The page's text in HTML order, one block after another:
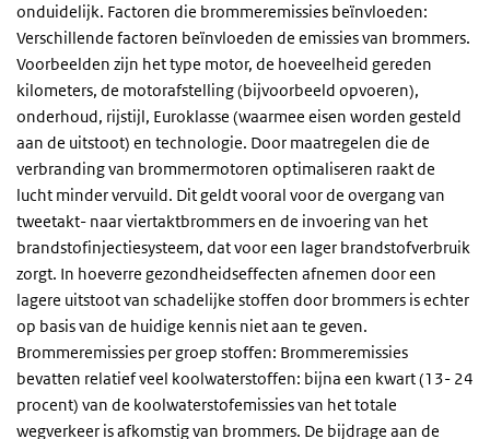
onduidelijk. Factoren die brommeremissies beïnvloeden:
Verschillende factoren beïnvloeden de emissies van brommers.
Voorbeelden zijn het type motor, de hoeveelheid gereden
kilometers, de motorafstelling (bijvoorbeeld opvoeren),
onderhoud, rijstijl, Euroklasse (waarmee eisen worden gesteld
aan de uitstoot) en technologie. Door maatregelen die de
verbranding van brommermotoren optimaliseren raakt de
lucht minder vervuild. Dit geldt vooral voor de overgang van
tweetakt- naar viertaktbrommers en de invoering van het
brandstofinjectiesysteem, dat voor een lager brandstofverbruik
zorgt. In hoeverre gezondheidseffecten afnemen door een
lagere uitstoot van schadelijke stoffen door brommers is echter
op basis van de huidige kennis niet aan te geven.
Brommeremissies per groep stoffen: Brommeremissies
bevatten relatief veel koolwaterstoffen: bijna een kwart (13- 24
procent) van de koolwaterstofemissies van het totale
wegverkeer is afkomstig van brommers. De bijdrage aan de